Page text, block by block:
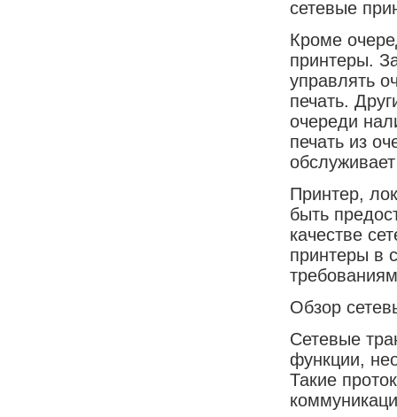
сетевые
Кроме
принтеры.
управлять
печать.
очереди
печать из
Принтер,
быть
качестве
принтеры в
Обзор
Сетевые
функции,
Такие